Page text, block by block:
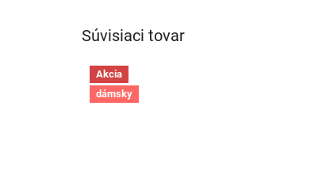
Súvisiaci tovar
Akcia
dámsky